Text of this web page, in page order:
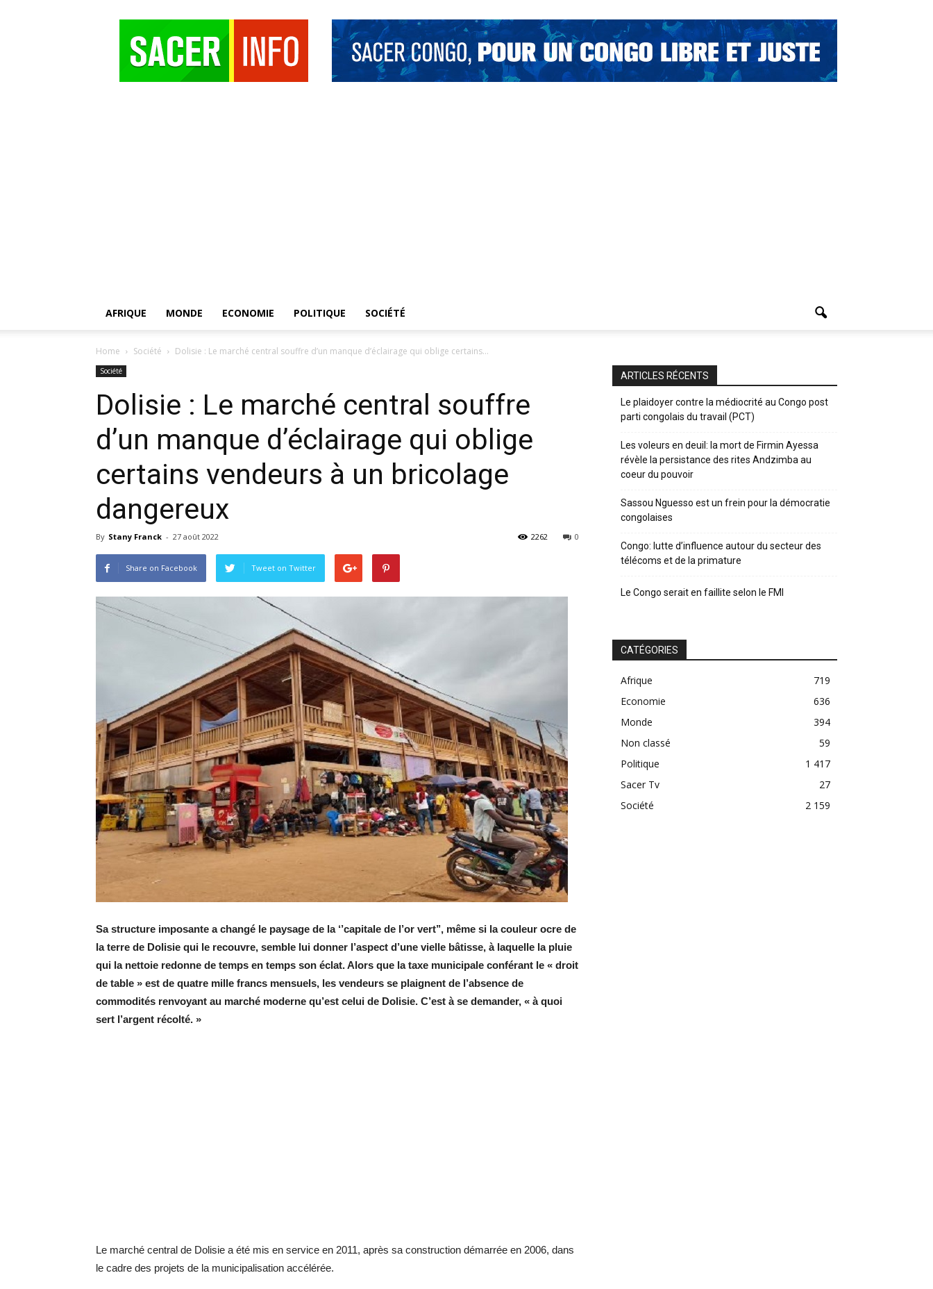
AFRIQUE MONDE ECONOMIE POLITIQUE SOCIÉTÉ
Home Société Dolisie : Le marché central souffre d’un manque d’éclairage qui oblige certains...
Société
Dolisie : Le marché central souffre
d’un manque d’éclairage qui oblige
certains vendeurs à un bricolage
dangereux
By Stany Franck - 27 août 2022 0
2262
Share on Facebook Tweet on Twitter
Sa structure imposante a changé le paysage de la ‘’capitale de l’or vert’’, même si la couleur ocre de
la terre de Dolisie qui le recouvre, semble lui donner l’aspect d’une vielle bâtisse, à laquelle la pluie
qui la nettoie redonne de temps en temps son éclat. Alors que la taxe municipale conférant le « droit
de table » est de quatre mille francs mensuels, les vendeurs se plaignent de l’absence de
commodités renvoyant au marché moderne qu’est celui de Dolisie. C’est à se demander, « à quoi
sert l’argent récolté. »
Le marché central de Dolisie a été mis en service en 2011, après sa construction démarrée en 2006, dans
le cadre des projets de la municipalisation accélérée.
ARTICLES RÉCENTS
Le plaidoyer contre la médiocrité au Congo post
parti congolais du travail (PCT)
Les voleurs en deuil: la mort de Firmin Ayessa
révèle la persistance des rites Andzimba au
coeur du pouvoir
Sassou Nguesso est un frein pour la démocratie
congolaises
Congo: lutte d’influence autour du secteur des
télécoms et de la primature
Le Congo serait en faillite selon le FMI
CATÉGORIES
Afrique
719
Economie
636
Monde
394
Non classé
59
Politique
1 417
Sacer Tv
27
Société
2 159